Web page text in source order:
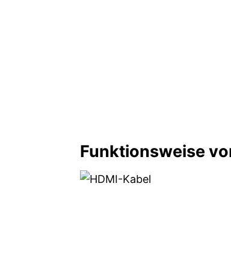
Funktionsweise